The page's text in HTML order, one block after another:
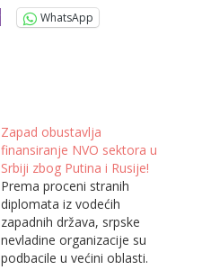
WhatsApp
Zapad obustavlja
finansiranje NVO sektora u
Srbiji zbog Putina i Rusije!
Prema proceni stranih
diplomata iz vodećih
zapadnih država, srpske
nevladine organizacije su
podbacile u većini oblasti.